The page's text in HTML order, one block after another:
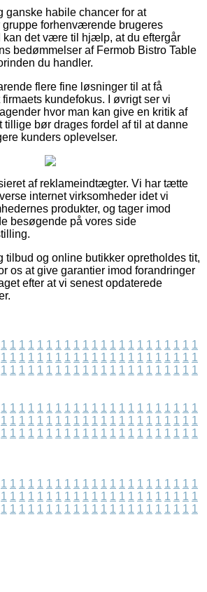
ganske habile chancer for at
gruppe forhenværende brugeres
kan det være til hjælp, at du eftergår
bedømmelser af Fermob Bistro Table
du handler.
flere fine løsninger til at få
kundefokus. I øvrigt ser vi
hvor man kan give en kritik af
tillige bør drages fordel af til at danne
kunders oplevelser.
af reklameindtægter. Vi har tætte
internet virksomheder idet vi
produkter, og tager imod
besøgende på vores side
tilbud og online butikker opretholdes tit,
os at give garantier imod forandringer
efter at vi senest opdaterede
1 1 1 1 1 1 1 1 1 1 1 1 1 1 1 1 1 1 1 1 1 1
1 1 1 1 1 1 1 1 1 1 1 1 1 1 1 1 1 1 1 1 1 1
1 1 1 1 1 1 1 1 1 1 1 1 1 1 1 1 1 1 1 1 1 1
1 1 1 1 1 1 1 1 1 1 1 1 1 1 1 1 1 1 1 1 1 1
1 1 1 1 1 1 1 1 1 1 1 1 1 1 1 1 1 1 1 1 1 1
1 1 1 1 1 1 1 1 1 1 1 1 1 1 1 1 1 1 1 1 1 1
1 1 1 1 1 1 1 1 1 1 1 1 1 1 1 1 1 1 1 1 1 1
1 1 1 1 1 1 1 1 1 1 1 1 1 1 1 1 1 1 1 1 1 1
1 1 1 1 1 1 1 1 1 1 1 1 1 1 1 1 1 1 1 1 1 1